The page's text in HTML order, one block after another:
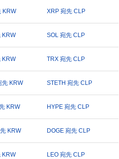
KRW XRP 宛先 CLP
KRW SOL 宛先 CLP
KRW TRX 宛先 CLP
先 KRW STETH 宛先 CLP
KRW HYPE 宛先 CLP
KRW DOGE 宛先 CLP
KRW LEO 宛先 CLP